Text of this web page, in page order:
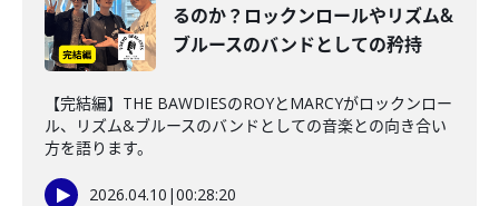
るのか？ロックンロールやリズム&
ブルースのバンドとしての矜持
【完結編】THE BAWDIESのROYとMARCYがロックンロー
ル、リズム&ブルースのバンドとしての音楽との向き合い
方を語ります。
2026.04.10 |00:28:20